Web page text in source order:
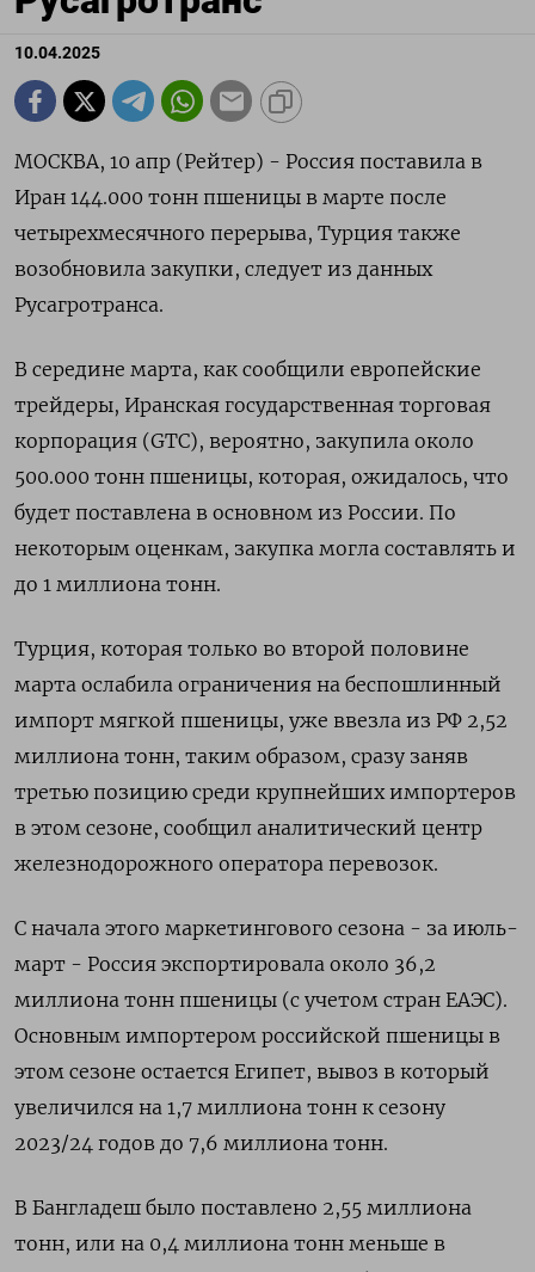
10.04.2025
МОСКВА, 10 апр (Рейтер) - Россия поставила в
Иран 144.000 тонн пшеницы в марте после
четырехмесячного перерыва, Турция также
возобновила закупки, следует из данных
Русагротранса.
В середине марта, как сообщили европейские
трейдеры, Иранская государственная торговая
корпорация (GTC), вероятно, закупила около
500.000 тонн пшеницы, которая, ожидалось, что
будет поставлена в основном из России. По
некоторым оценкам, закупка могла составлять и
до 1 миллиона тонн.
Турция, которая только во второй половине
марта ослабила ограничения на беспошлинный
импорт мягкой пшеницы, уже ввезла из РФ 2,52
миллиона тонн, таким образом, сразу заняв
третью позицию среди крупнейших импортеров
в этом сезоне, сообщил аналитический центр
железнодорожного оператора перевозок.
С начала этого маркетингового сезона - за июль-
март - Россия экспортировала около 36,2
миллиона тонн пшеницы (с учетом стран ЕАЭС).
Основным импортером российской пшеницы в
этом сезоне остается Египет, вывоз в который
увеличился на 1,7 миллиона тонн к сезону
2023/24 годов до 7,6 миллиона тонн.
В Бангладеш было поставлено 2,55 миллиона
тонн, или на 0,4 миллиона тонн меньше в